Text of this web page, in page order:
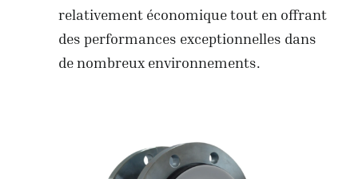
relativement économique tout en offrant
des performances exceptionnelles dans
de nombreux environnements.